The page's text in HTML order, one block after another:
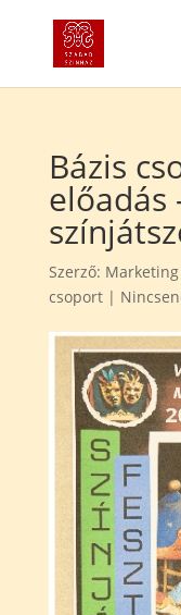
Bázis
előadás
Szerző: Marketing
csoport|